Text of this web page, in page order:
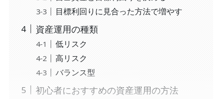
目標利回りに見合った方法で増やす
資産運用の種類
低リスク
高リスク
バランス型
初心者におすすめの資産運用の方法